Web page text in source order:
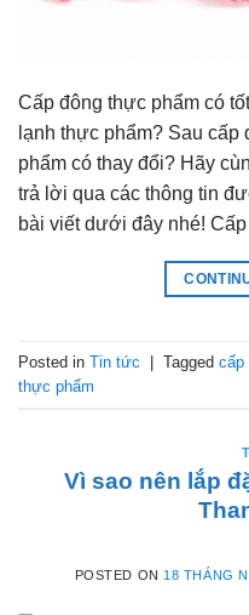
Cấp đông thực phẩm có
lạnh thực phẩm? Sau
phẩm có thay đổi? Hãy
trả lời qua các thông tin
bài viết dưới đây nhé!
Posted in Tin tức Tagged cấp
thực phẩm
Vì sao nên lắp
POSTED ON 18 THÁNG